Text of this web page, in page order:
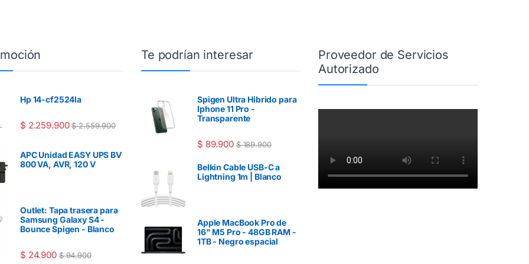
Hp 14-cf2524la
$ 2.259.900 $2.559.900
APC Unidad EASY UPS BV
800 VA, AVR, 120 V
Outlet: Tapa trasera para
Samsung Galaxy S4 -
Bounce Spigen - Blanco
$ 24.900 $94.900
Te podrían interesar
Spigen Ultra Hibrido para
Iphone 11 Pro -
Transparente
$ 89.900 $189.900
Belkin Cable USB-C a
Lightning 1m | Blanco
Apple MacBook Pro de
16" M5 Pro - 48GB RAM -
1TB - Negro espacial
Proveedor de Servicios
Autorizado